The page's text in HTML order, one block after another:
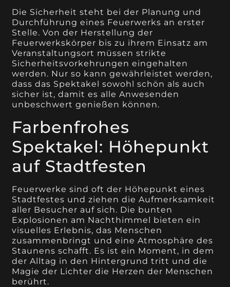
Die Sicherheit steht bei der Planung und
Durchführung eines Feuerwerks an erster
Stelle. Von der Herstellung der
Feuerwerkskörper bis zu ihrem Einsatz am
Veranstaltungsort müssen strikte
Sicherheitsvorkehrungen eingehalten
werden. Nur so kann gewährleistet werden,
dass das Spektakel sowohl schön als auch
sicher ist, damit es alle Anwesenden
unbeschwert genießen können.
Farbenfrohes
Spektakel: Höhepunkt
auf Stadtfesten
Feuerwerke sind oft der Höhepunkt eines
Stadtfestes und ziehen die Aufmerksamkeit
aller Besucher auf sich. Die bunten
Explosionen am Nachthimmel bieten ein
visuelles Erlebnis, das Menschen
zusammenbringt und eine Atmosphäre des
Staunens schafft. Es ist ein Moment, in dem
der Alltag in den Hintergrund tritt und die
Magie der Lichter die Herzen der Menschen
berührt.